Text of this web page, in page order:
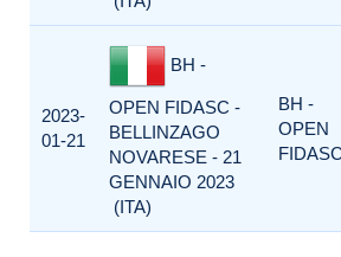
2023-
01-21
BH -
OPEN FIDASC -
BELLINZAGO
NOVARESE - 21
GENNAIO 2023
(ITA)
BH -
OPEN
FIDASC